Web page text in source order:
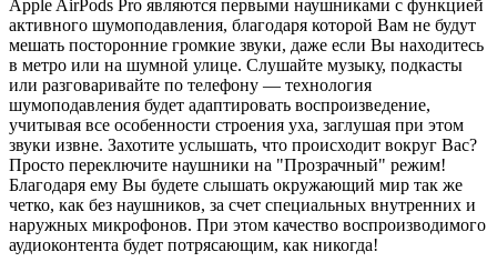
Apple AirPods Pro являются первыми наушниками с функцией
активного шумоподавления, благодаря которой Вам не будут
мешать посторонние громкие звуки, даже если Вы находитесь
в метро или на шумной улице. Слушайте музыку, подкасты
или разговаривайте по телефону — технология
шумоподавления будет адаптировать воспроизведение,
учитывая все особенности строения уха, заглушая при этом
звуки извне. Захотите услышать, что происходит вокруг Вас?
Просто переключите наушники на "Прозрачный" режим!
Благодаря ему Вы будете слышать окружающий мир так же
четко, как без наушников, за счет специальных внутренних и
наружных микрофонов. При этом качество воспроизводимого
аудиоконтента будет потрясающим, как никогда!